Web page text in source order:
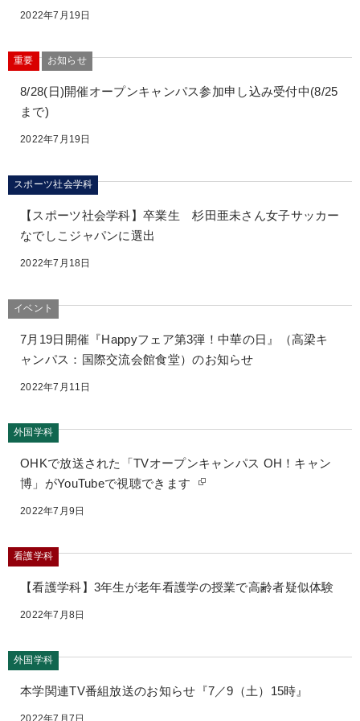
2022年7月19日
重要 お知らせ
8/28(日)開催オープンキャンパス参加申し込み受付中(8/25
まで)
2022年7月19日
スポーツ社会学科
【スポーツ社会学科】卒業生 杉田亜未さん女子サッカー
なでしこジャパンに選出
2022年7月18日
イベント
7月19日開催『Happyフェア第3弾！中華の日』（高梁キ
ャンパス：国際交流会館食堂）のお知らせ
2022年7月11日
外国学科
OHKで放送された「TVオープンキャンパス OH！キャン
博」がYouTubeで視聴できます
2022年7月9日
看護学科
【看護学科】3年生が老年看護学の授業で高齢者疑似体験
2022年7月8日
外国学科
本学関連TV番組放送のお知らせ『7／9（土）15時』
2022年7月7日